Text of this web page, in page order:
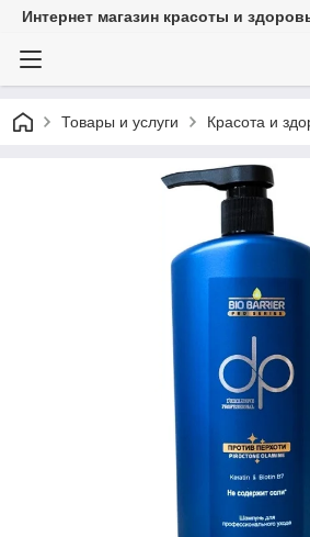
Интернет магазин красоты и
Товары и услуги Красота и